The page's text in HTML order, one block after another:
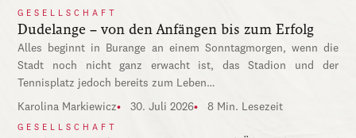
GESELLSCHAFT
Dudelange – von den Anfängen bis zum Erfolg
Alles beginnt in Burange an einem Sonntagmorgen, wenn die
Stadt noch nicht ganz erwacht ist, das Stadion und der
Tennisplatz jedoch bereits zum Leben…
Karolina Markiewicz 30. Juli 2026 8 Min. Lesezeit
GESELLSCHAFT